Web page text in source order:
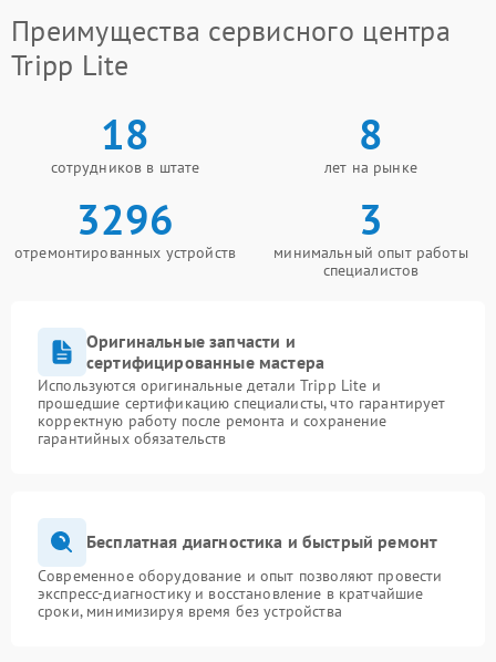
Преимущества сервисного центра
Tripp Lite
18
сотрудников в штате
8
лет на рынке
3296
отремонтированных устройств
3
минимальный опыт работы
специалистов
Оригинальные запчасти и
сертифицированные мастера
Используются оригинальные детали Tripp Lite и
прошедшие сертификацию специалисты, что гарантирует
корректную работу после ремонта и сохранение
гарантийных обязательств
Бесплатная диагностика и быстрый ремонт
Современное оборудование и опыт позволяют провести
экспресс-диагностику и восстановление в кратчайшие
сроки, минимизируя время без устройства